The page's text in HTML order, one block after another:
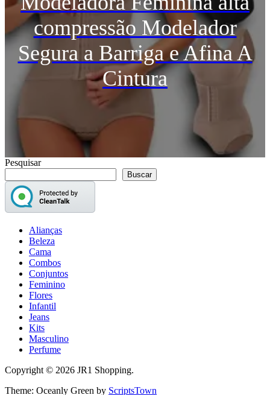
compressão Modelador
Segura a Barriga e Afina A
Cintura
Pesquisar
Buscar
Alianças
Beleza
Cama
Combos
Conjuntos
Feminino
Flores
Infantil
Jeans
Kits
Masculino
Perfume
Copyright © 2026 JR1 Shopping.
Theme: Oceanly Green by ScriptsTown